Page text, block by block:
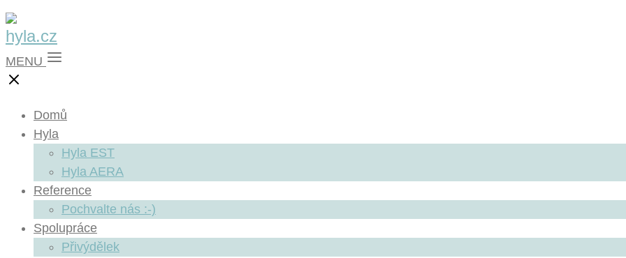
MENU
Domů
Hyla
Hyla EST
Hyla AERA
Reference
Pochvalte nás :-)
Spolupráce
Přivýdělek